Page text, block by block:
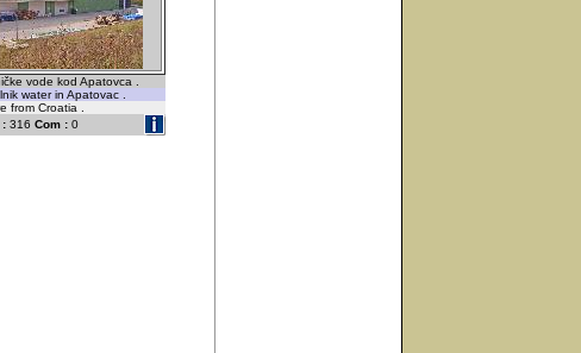
vode kod Apatovca .
water in Apatovac .
from Croatia .
: 316 Com : 0